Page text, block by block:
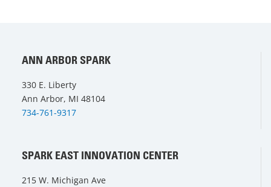
ANN ARBOR SPARK
330 E. Liberty
Ann Arbor, MI 48104
734-761-9317
SPARK EAST INNOVATION CENTER
215 W. Michigan Ave